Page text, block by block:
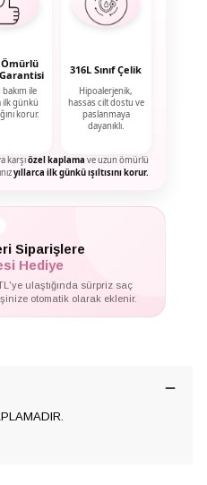
Ömürlü
ile
ilk günkü
korur.
316L Sınıf Çelik
Hipoalerjenik,
hassas cilt dostu ve
paslanmaya
dayanıklı.
karşıözel kaplama ve uzun ömürlü
yıllarca ilk günkü ışıltısını korur.
Siparişlere
Hediye
ulaştığında sürpriz saç
otomatik olarak eklenir.